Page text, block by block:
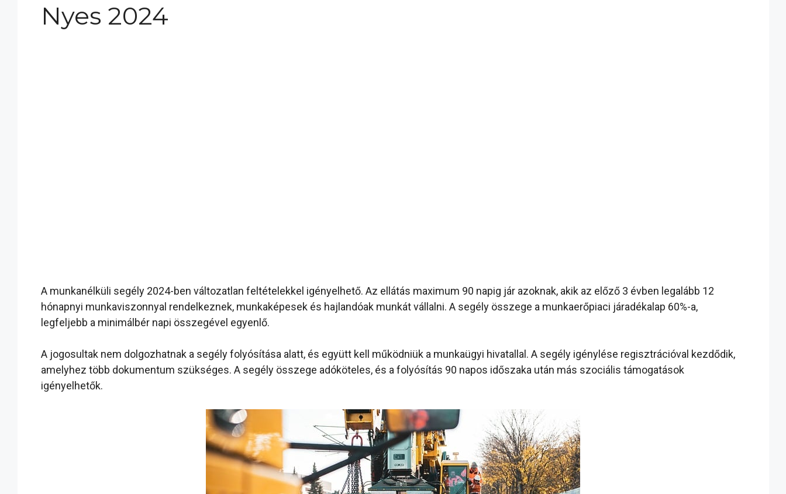
Nyes 2024
A munkanélküli segély 2024-ben változatlan feltételekkel igényelhető. Az ellátás maximum 90 napig jár azoknak, akik az előző 3 évben legalább 12
hónapnyi munkaviszonnyal rendelkeznek, munkaképesek és hajlandóak munkát vállalni. A segély összege a munkaerőpiaci járadékalap 60%-a,
legfeljebb a minimálbér napi összegével egyenlő.
A jogosultak nem dolgozhatnak a segély folyósítása alatt, és együtt kell működniük a munkaügyi hivatallal. A segély igénylése regisztrációval kezdődik,
amelyhez több dokumentum szükséges. A segély összege adóköteles, és a folyósítás 90 napos időszaka után más szociális támogatások
igényelhetők.